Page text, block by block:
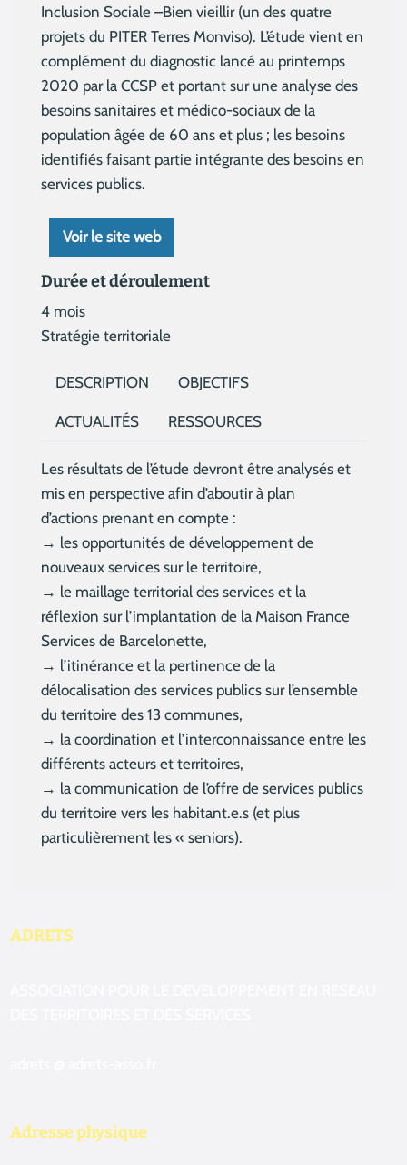
Inclusion Sociale –Bien vieillir (un des quatre
projets du PITER Terres Monviso). L’étude vient en
complément du diagnostic lancé au printemps
2020 par la CCSP et portant sur une analyse des
besoins sanitaires et médico-sociaux de la
population âgée de 60 ans et plus ; les besoins
identifiés faisant partie intégrante des besoins en
services publics.
Voir le site web
Durée et déroulement
4 mois
Stratégie territoriale
DESCRIPTION OBJECTIFS
ACTUALITÉS RESSOURCES
Les résultats de l’étude devront être analysés et
mis en perspective afin d’aboutir à plan
d’actions prenant en compte :
→ les opportunités de développement de
nouveaux services sur le territoire,
→ le maillage territorial des services et la
réflexion sur l’implantation de la Maison France
Services de Barcelonette,
→ l’itinérance et la pertinence de la
délocalisation des services publics sur l’ensemble
du territoire des 13 communes,
→ la coordination et l’interconnaissance entre les
différents acteurs et territoires,
→ la communication de l’offre de services publics
du territoire vers les habitant.e.s (et plus
particulièrement les « seniors).
ADRETS
Adresse physique